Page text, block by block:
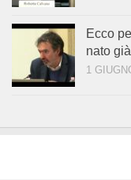
Ecco
nato
1